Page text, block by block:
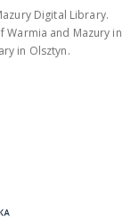
Digital Library.
Warmia and Mazury in
in Olsztyn.